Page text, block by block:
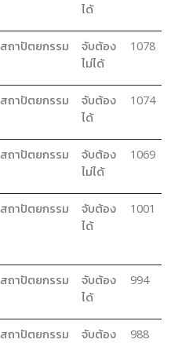
ได้
สถาปัตยกรรม
จับต้อง
ไม่ได้
1078
สถาปัตยกรรม
จับต้อง
ได้
1074
สถาปัตยกรรม
จับต้อง
ไม่ได้
1069
สถาปัตยกรรม
จับต้อง
ได้
1001
สถาปัตยกรรม
จับต้อง
ได้
994
สถาปัตยกรรม จับต้อง 988